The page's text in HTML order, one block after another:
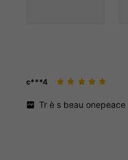
c***4
Trè s beauonepeace